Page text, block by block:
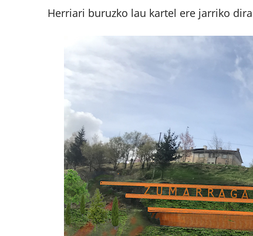
Herriari buruzko lau kartel ere jarriko dira